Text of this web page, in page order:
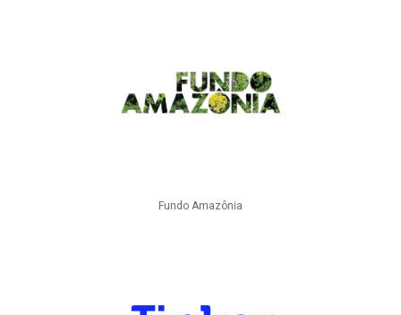
Fundo Amazônia